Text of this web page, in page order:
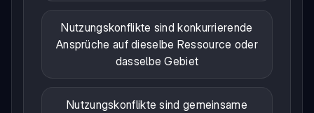
Nutzungskonflikte sind konkurrierende
Ansprüche auf dieselbe Ressource oder
dasselbe Gebiet
Nutzungskonflikte sind gemeinsame